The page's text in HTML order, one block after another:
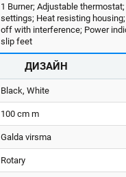
1 Burner; Adjustable
settings; Heat resisting
off with interference; Power
slip feet
ДИЗАЙН
Black, White
100 cm m
Galda virsma
Rotary